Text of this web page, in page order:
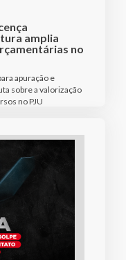
amplia
no
apuração e
sobre a valorização
no PJU